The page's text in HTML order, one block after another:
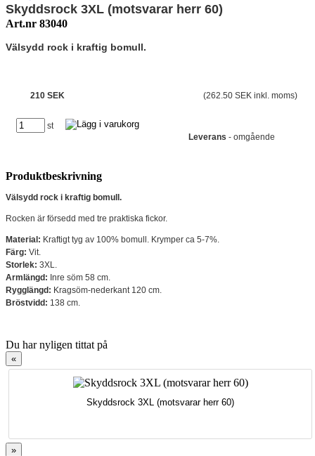
Skyddsrock 3XL (motsvarar herr 60)
Art.nr 83040
Välsydd rock i kraftig bomull.
210 SEK (262.50 SEK inkl. moms)
st
Leverans - omgående
Produktbeskrivning
Välsydd rock i kraftig bomull.
Rocken är försedd med tre praktiska fickor.
Material: Kraftigt tyg av 100% bomull. Krymper ca 5-7%.
Färg: Vit.
Storlek: 3XL.
Armlängd: Inre söm 58 cm.
Rygglängd: Kragsöm-nederkant 120 cm.
Bröstvidd: 138 cm.
Du har nyligen tittat på
«
Skyddsrock 3XL (motsvarar herr 60)
»